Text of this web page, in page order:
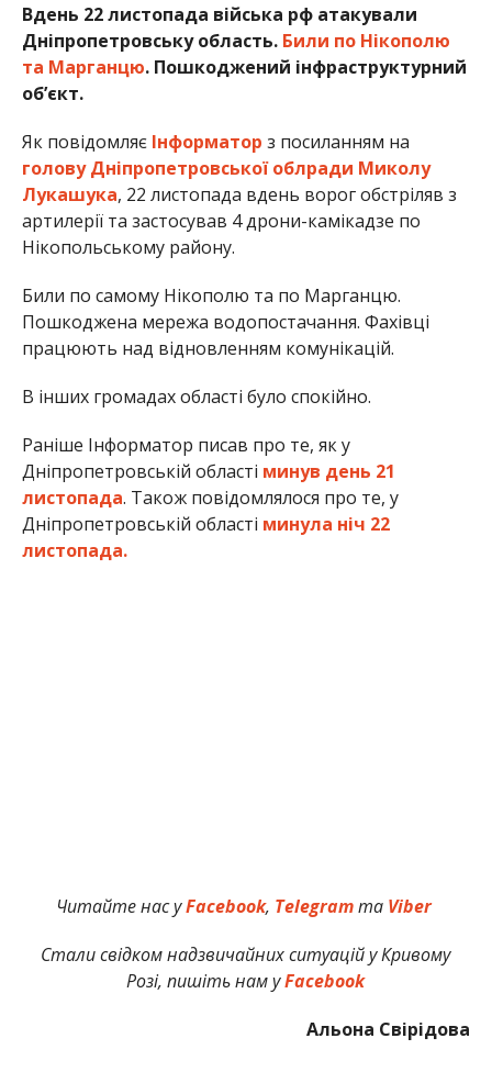
Вдень 22 листопада війська рф атакували
Дніпропетровську область. Били по Нікополю
та Марганцю. Пошкоджений інфраструктурний
об’єкт.
Як повідомляє Інформатор з посиланням на
голову Дніпропетровської облради Миколу
Лукашука, 22 листопада вдень ворог обстріляв з
артилерії та застосував 4 дрони-камікадзе по
Нікопольському району.
Били по самому Нікополю та по Марганцю.
Пошкоджена мережа водопостачання. Фахівці
працюють над відновленням комунікацій.
В інших громадах області було спокійно.
Раніше Інформатор писав про те, як у
Дніпропетровській області минув день 21
листопада. Також повідомлялося про те, у
Дніпропетровській області минула ніч 22
листопада.
Читайте нас уFacebook, Telegramта Viber
Стали свідком надзвичайних ситуацій у Кривому
Розі, пишіть нам уFacebook
Альона Свірідова